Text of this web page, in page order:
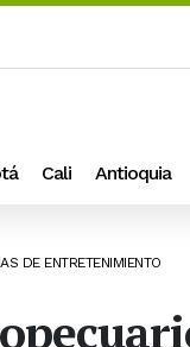
Cali Antioquia
DE ENTRETENIMIENTO